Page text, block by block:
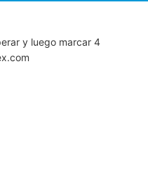
y luego marcar 4